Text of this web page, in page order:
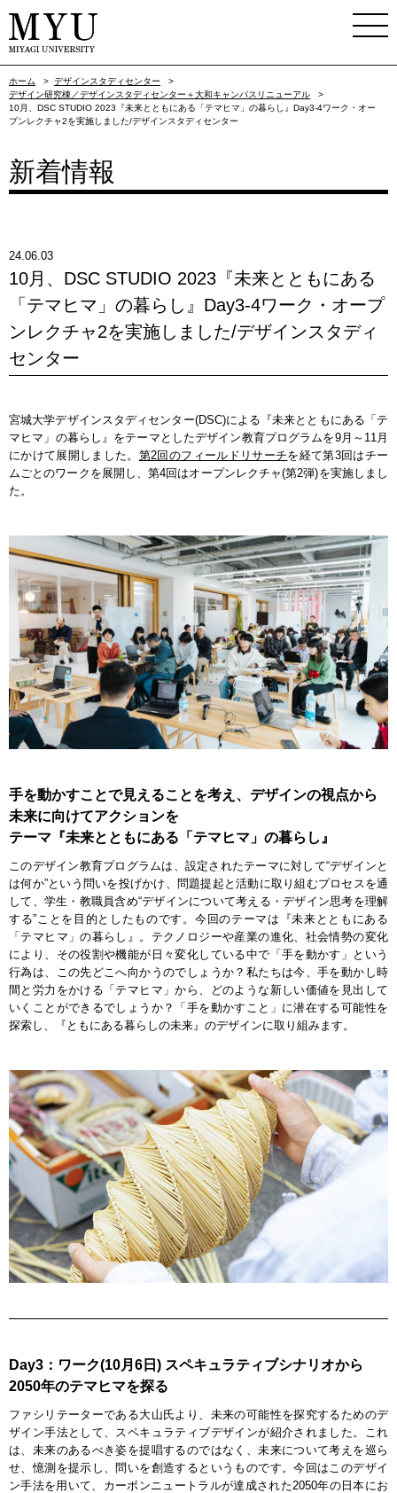
ホーム > デザインスタディセンター
>
デザイン研究棟／デザインスタディセンター＋大和キャンパスリニューアル
>
10月、DSC STUDIO 2023『未来とともにある「テマヒマ」の暮らし』Day3-4ワーク・オー
プンレクチャ2を実施しました/デザインスタディセンター
新着情報
24.06.03
10月、DSC STUDIO 2023『未来とともにある
「テマヒマ」の暮らし』Day3-4ワーク・オープ
ンレクチャ2を実施しました/デザインスタディ
センター
宮城大学デザインスタディセンター(DSC)による『未来とともにある「テ
マヒマ」の暮らし』をテーマとしたデザイン教育プログラムを9月～11月
にかけて展開しました。 第2回のフィールドリサーチを経て第3回はチー
ムごとのワークを展開し、第4回はオープンレクチャ(第2弾)を実施しまし
た。
手を動かすことで見えることを考え、デザインの視点から
未来に向けてアクションを
テーマ『未来とともにある「テマヒマ」の暮らし』
このデザイン教育プログラムは、設定されたテーマに対して“デザインと
は何か”という問いを投げかけ、問題提起と活動に取り組むプロセスを通
して、学生・教職員含め“デザインについて考える・デザイン思考を理解
する”ことを目的としたものです。今回のテーマは『未来とともにある
「テマヒマ」の暮らし』。テクノロジーや産業の進化、社会情勢の変化
により、その役割や機能が日々変化している中で「手を動かす」という
行為は、この先どこへ向かうのでしょうか？私たちは今、手を動かし時
間と労力をかける「テマヒマ」から、どのような新しい価値を見出して
いくことができるでしょうか？「手を動かすこと」に潜在する可能性を
探索し、『ともにある暮らしの未来』のデザインに取り組みます。
Day3：ワーク(10月6日) スペキュラティブシナリオから
2050年のテマヒマを探る
ファシリテーターである大山氏より、未来の可能性を探究するためのデ
ザイン手法として、スペキュラティブデザインが紹介されました。これ
は、未来のあるべき姿を提唱するのではなく、未来について考えを巡ら
せ、憶測を提示し、問いを創造するというものです。今回はこのデザイ
ン手法を用いて、カーボンニュートラルが達成された2050年の日本にお